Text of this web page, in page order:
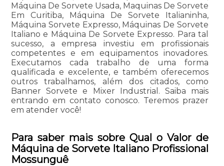
Máquina De Sorvete Usada, Maquinas De Sorvete
Em Curitiba, Máquina De Sorvete Italianinha,
Máquina Sorvete Expresso, Máquinas De Sorvete
Italiano e Máquina De Sorvete Expresso. Para tal
sucesso, a empresa investiu em profissionais
competentes e em equipamentos inovadores.
Executamos cada trabalho de uma forma
qualificada e excelente, e também oferecemos
outros trabalhamos, além dos citados, como
Banner Sorvete e Mixer Industrial. Saiba mais
entrando em contato conosco. Teremos prazer
em atender você!
Para saber mais sobre Qual o Valor de
Máquina de Sorvete Italiano Profissional
Mossunguê